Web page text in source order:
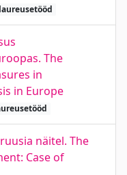
The
in
in Europe
näitel. The
Case of